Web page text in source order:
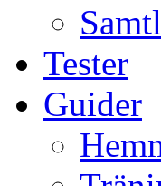
Tester
Guider